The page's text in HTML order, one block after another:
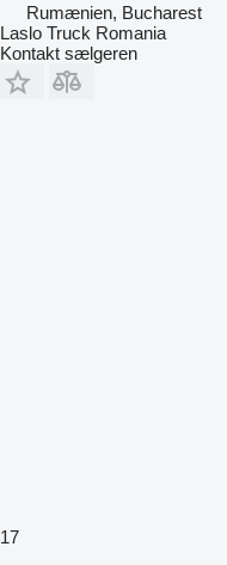
Rumænien, Bucharest
Laslo Truck Romania
Kontakt sælgeren
17